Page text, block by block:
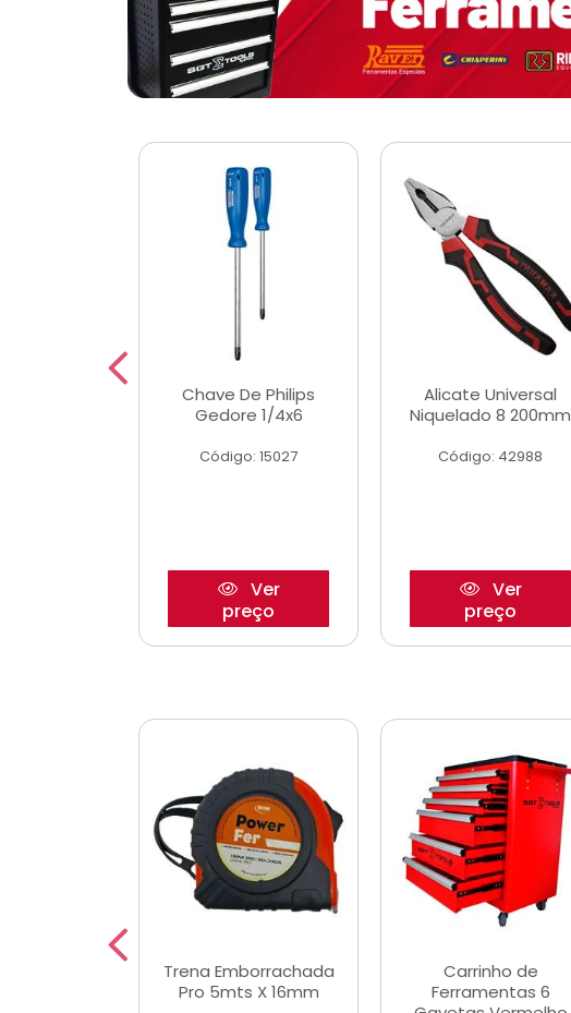
Chave De Philips
Gedore 1/4x6
Código: 15027
Ver
preço
Alicate Universal
Niquelado 8 200mm
Código: 42988
Ver
preço
Trena Emborrachada
Pro 5mts X 16mm
Carrinho de
Ferramentas 6